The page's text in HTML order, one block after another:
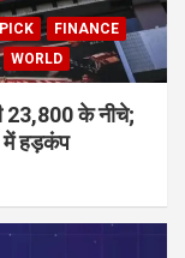
FINANCE
WORLD
23,800 के नीचे;
में हड़कंप